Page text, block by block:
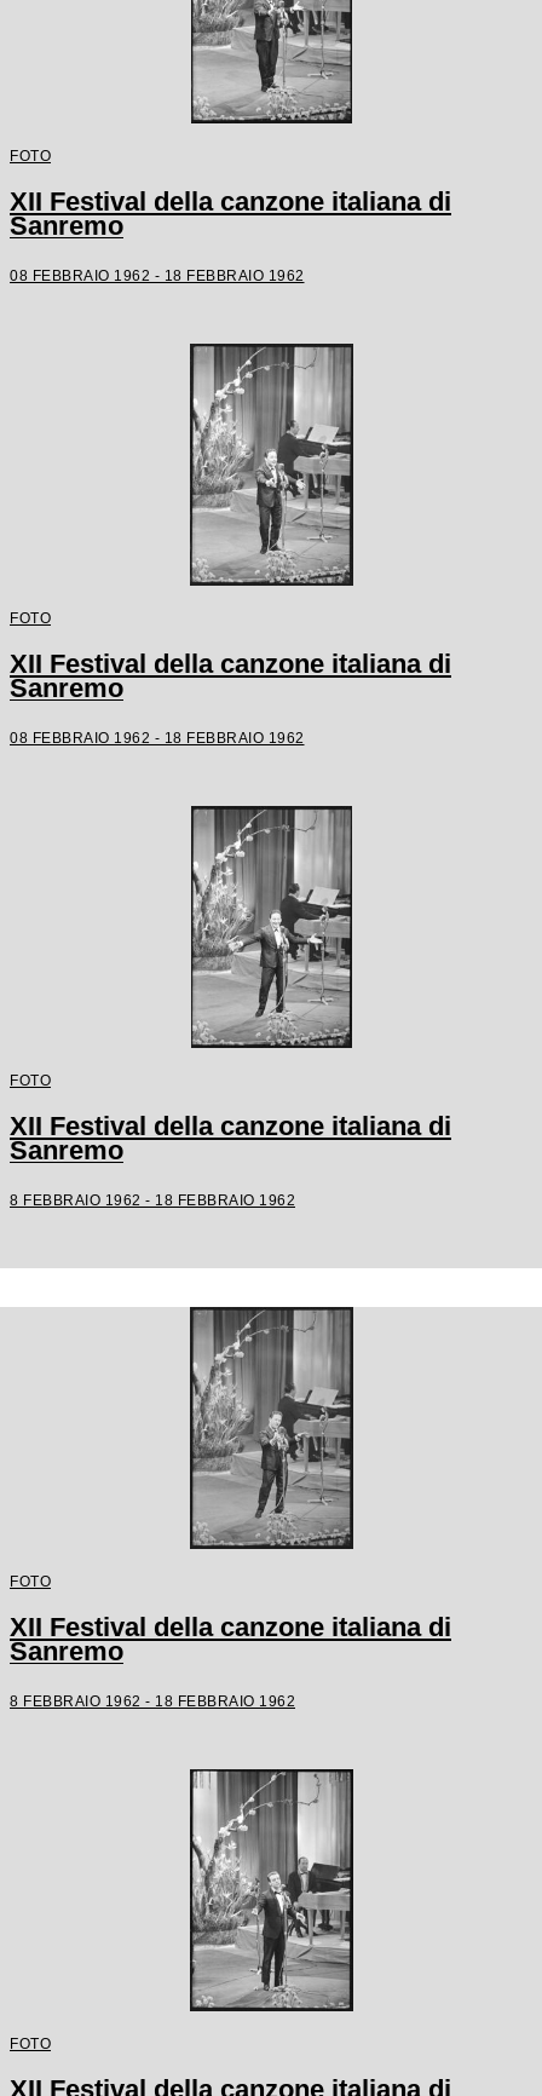
FOTO
XII Festival della canzone italiana di
Sanremo
08 FEBBRAIO 1962 - 18 FEBBRAIO 1962
FOTO
XII Festival della canzone italiana di
Sanremo
08 FEBBRAIO 1962 - 18 FEBBRAIO 1962
FOTO
XII Festival della canzone italiana di
Sanremo
8 FEBBRAIO 1962 - 18 FEBBRAIO 1962
FOTO
XII Festival della canzone italiana di
Sanremo
8 FEBBRAIO 1962 - 18 FEBBRAIO 1962
FOTO
XII Festival della canzone italiana di